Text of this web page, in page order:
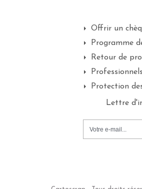
Offrir un
Programme
Retour de
Protection
Lettre